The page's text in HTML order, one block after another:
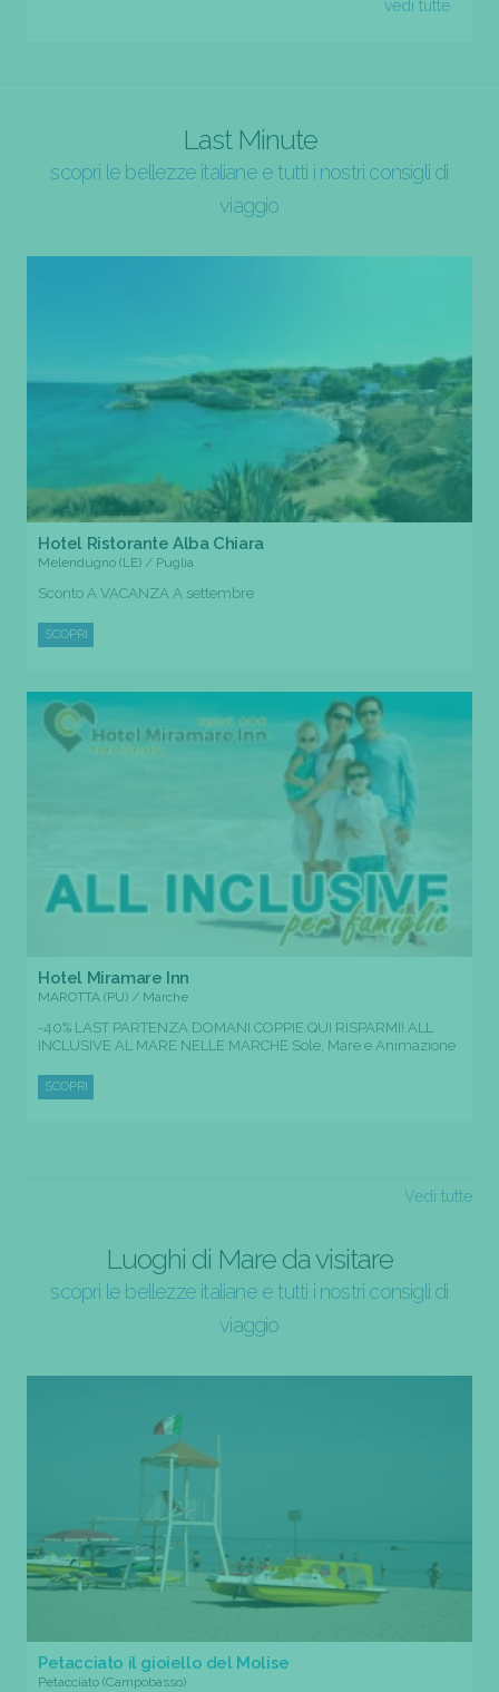
vedi tutte
Last Minute
scopri le bellezze italiane e tutti i nostri consigli di
viaggio
Hotel Ristorante Alba Chiara
Melendugno (LE) / Puglia
Sconto A VACANZA A settembre
SCOPRI
Hotel Miramare Inn
MAROTTA (PU) / Marche
-40% LAST PARTENZA DOMANI COPPIE QUI RISPARMI! ALL
INCLUSIVE AL MARE NELLE MARCHE Sole, Mare e Animazione
SCOPRI
Vedi tutte
Luoghi di Mare da visitare
scopri le bellezze italiane e tutti i nostri consigli di
viaggio
Petacciato il gioiello del Molise
Petacciato (Campobasso)